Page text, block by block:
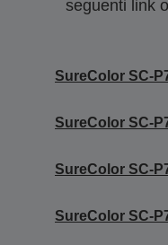
seguenti link
SureColor SC-
SureColor SC-
SureColor SC-
SureColor SC-